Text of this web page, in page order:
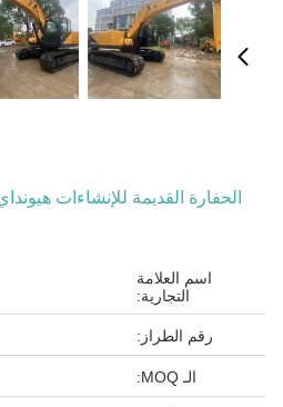
اسم العلامة
التجارية:
رقم الطراز:
الـ MOQ: